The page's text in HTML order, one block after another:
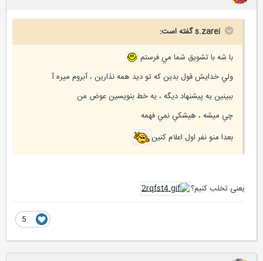
s.zarei گفته است:
با شه با تشويق شما مي فرستم
ولي خدايش قول بدين كه تو ديد همه نذارين ، آبروم ميره آ
ببينين يه پيشنهاد ديگه ، يه خط بنويسين عوض من
چي ميشه ، هيشكي نمي فهمه
بعدا منو نفر اول اعلام كنين
یعنی تخلب کنیم؟